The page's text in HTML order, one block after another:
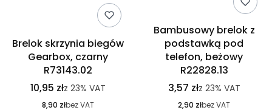
Brelok skrzynia biegów
Gearbox, czarny
R73143.02
10,95 złz 23% VAT
8,90 złbez VAT
Bambusowy brelok z
podstawką pod
telefon, beżowy
R22828.13
3,57 złz 23% VAT
2,90 złbez VAT